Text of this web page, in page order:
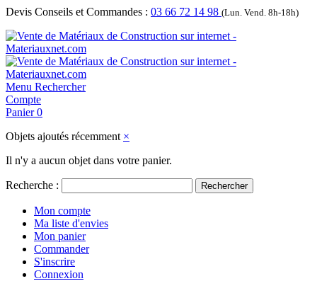
Devis Conseils et Commandes : 03 66 72 14 98 (Lun. Vend. 8h-18h)
Menu Rechercher
Compte
Panier 0
Objets ajoutés récemment ×
Il n'y a aucun objet dans votre panier.
Recherche : Rechercher
Mon compte
Ma liste d'envies
Mon panier
Commander
S'inscrire
Connexion